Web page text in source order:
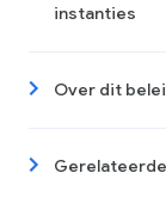
instanties
Over dit